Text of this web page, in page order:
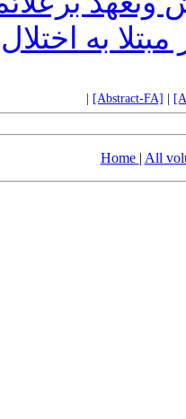
به
[Abstract-FA]
Home | All